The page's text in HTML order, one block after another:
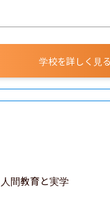
学校を詳しく見る
人間教育と実学